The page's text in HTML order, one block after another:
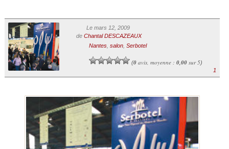
Le mars 12, 2009
de Chantal DESCAZEAUX
Nantes, salon, Serbotel
(0avis, moyenne : 0,00sur 5)
1